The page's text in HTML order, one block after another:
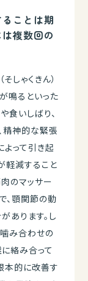
ことは期
複数回の
しゃくきん）
鳴るといった
食いしばり、
精神的な緊張
よって引き起
軽減すること
のマッサー
、顎関節の動
あります。し
み合わせの
絡み合って
本的に改善す